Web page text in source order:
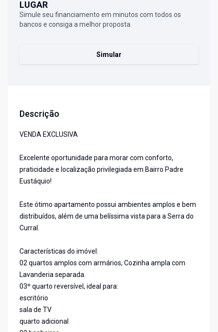
LUGAR
Simule seu financiamento em minutos com todos os
bancos e consiga a melhor proposta.
Simular
Descrição
VENDA EXCLUSIVA
Excelente oportunidade para morar com conforto,
praticidade e localização privilegiada em Bairro Padre
Eustáquio!
Este ótimo apartamento possui ambientes amplos e bem
distribuídos, além de uma belíssima vista para a Serra do
Curral.
Características do imóvel:
02 quartos amplos com armários, Cozinha ampla com
Lavanderia separada.
03º quarto reversível, ideal para:
escritório
sala de TV
quarto adicional